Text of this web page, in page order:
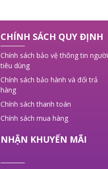
CHÍNH SÁCH QUY ĐỊNH
Chính sách bảo vệ thông tin người
tiêu dùng
Chính sách bảo hành và đổi trả
hàng
Chính sách thanh toán
Chính sách mua hàng
NHẬN KHUYẾN MÃI